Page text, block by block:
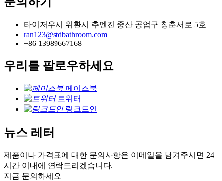
타이저우시 위환시 추멘진 중산 공업구 칭춘서로 5호
ran123@stdbathroom.com
+86 13989667168
우리를 팔로우하세요
페이스북
트위터
링크드인
뉴스 레터
제품이나 가격표에 대한 문의사항은 이메일을 남겨주시면 24
시간 이내에 연락드리겠습니다.
지금 문의하세요